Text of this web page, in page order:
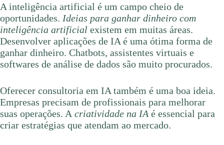
A inteligência artificial é um campo cheio de
oportunidades. Ideias para ganhar dinheiro com
inteligência artificial existem em muitas áreas.
Desenvolver aplicações de IA é uma ótima forma de
ganhar dinheiro. Chatbots, assistentes virtuais e
softwares de análise de dados são muito procurados.
Oferecer consultoria em IA também é uma boa ideia.
Empresas precisam de profissionais para melhorar
suas operações. A criatividade na IA é essencial para
criar estratégias que atendam ao mercado.